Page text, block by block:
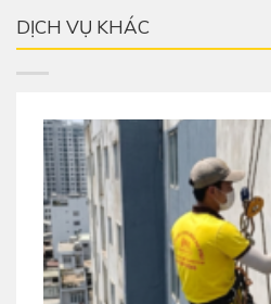
DỊCH VỤ KHÁC